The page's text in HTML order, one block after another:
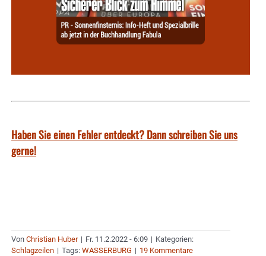
Haben Sie einen Fehler entdeckt? Dann schreiben Sie uns
gerne!
Von Christian Huber | Fr. 11.2.2022 - 6:09 | Kategorien:
Schlagzeilen | Tags: WASSERBURG | 19 Kommentare